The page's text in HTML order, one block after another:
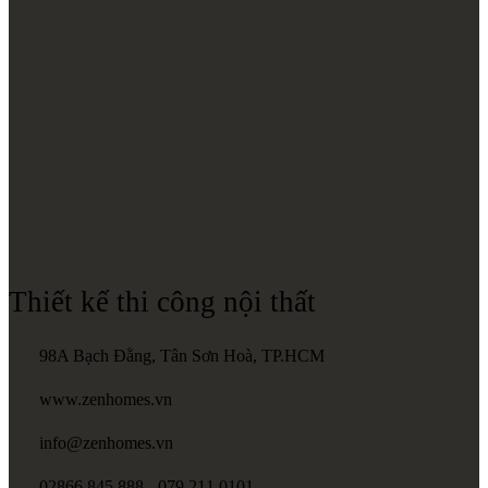
Thiết kế thi công nội thất
98A Bạch Đằng, Tân Sơn Hoà, TP.HCM
www.zenhomes.vn
info@zenhomes.vn